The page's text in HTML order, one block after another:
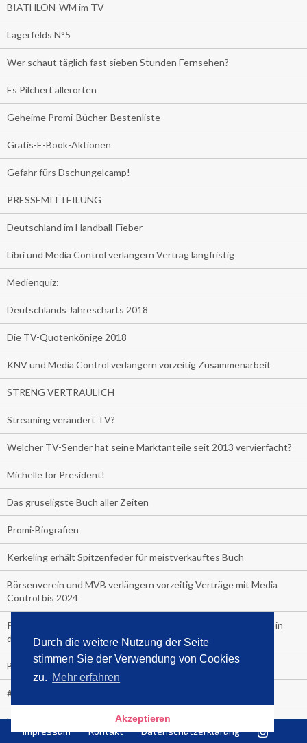
Durch die weitere Nutzung der Seite
stimmen Sie der Verwendung von Cookies
zu. Mehr erfahren
Akzeptieren
BIATHLON-WM im TV
Lagerfelds N°5
Wer schaut täglich fast sieben Stunden Fernsehen?
Es Pilchert allerorten
Geheime Promi-Bücher-Bestenliste
Gratis-E-Book-Aktionen
Gefahr fürs Dschungelcamp!
PRESSEMITTEILUNG
Deutschland im Handball-Fieber
Libri und Media Control verlängern Vertrag langfristig
Medienquiz:
Deutschlands Jahrescharts 2018
Die TV-Quotenkönige 2018
KNV und Media Control verlängern vorzeitig Zusammenarbeit
STRENG VERTRAULICH
Streaming verändert TV?
Welcher TV-Sender hat seine Marktanteile seit 2013 vervierfacht?
Michelle for President!
Das gruseligste Buch aller Zeiten
Promi-Biografien
Kerkeling erhält Spitzenfeder für meistverkauftes Buch
Börsenverein und MVB verlängern vorzeitig Verträge mit Media
Control bis 2024
PocketBook, Ceebo und Umbreit bringen Hörbuch-Downloads in
die Cloud
Bella Bella
#1-Bestseller: "Das ist Alpha!" von Kollegah
Hammer! "Fear: Trump in the White House" (auf Englisch) von
Watergate-Urgestein
Impressum Kontakt Datenschutzerklärung